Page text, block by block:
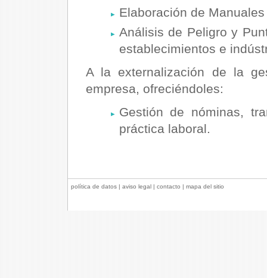
Elaboración de
Análisis de Peligro y
establecimientos e
A la externalización de la
empresa, ofreciéndoles:
Gestión de nóminas,
práctica laboral.
política de datos| aviso legal| contacto | mapa del sitio